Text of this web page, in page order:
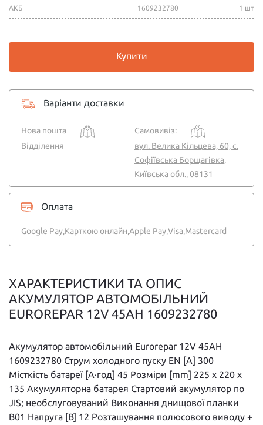
АКБ 1609232780 1 шт
Купити
Варіанти доставки
Нова пошта
Самовивіз:
Відділення
вул. Велика Кільцева, 60, с.
Софіївська Борщагівка,
Київська обл., 08131
Оплата
Google Pay,Карткою онлайн,Apple Pay,Visa,Mastercard
ХАРАКТЕРИСТИКИ ТА ОПИС
АКУМУЛЯТОР АВТОМОБІЛЬНИЙ
EUROREPAR 12V 45AH 1609232780
Акумулятор автомобільний Eurorepar 12V 45AH
1609232780 Струм холодного пуску EN [A] 300
Місткість батареї [А·год] 45 Розміри [mm] 225 x 220 x
135 Акумуляторна батарея Стартовий акумулятор по
JIS; необслуговуваний Виконання днищової планки
B01 Напруга [В] 12 Розташування полюсового виводу +